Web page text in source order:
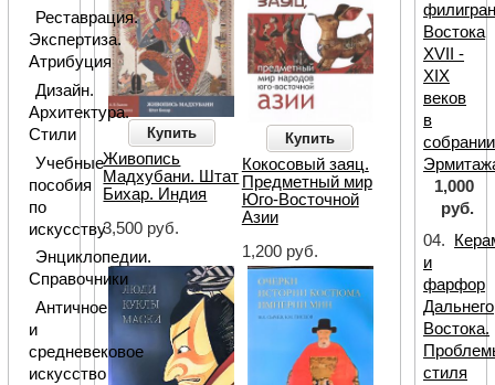
Купить
Живопись
Мадхубани. Штат
Бихар. Индия
3,500 руб.
Купить
Кокосовый заяц.
Предметный мир
Юго-Восточной
Азии
1,200 руб.
Реставрация.
Экспертиза.
Атрибуция
Дизайн.
Архитектура.
Стили
Учебные
пособия
по
искусству
Энциклопедии.
Справочники
Античное
и
средневековое
искусство
Востока
XVII -
XIX
веков
в
собрании
1,000
руб.
04.
и
фарфор
Дальнего
Востока.
стиля